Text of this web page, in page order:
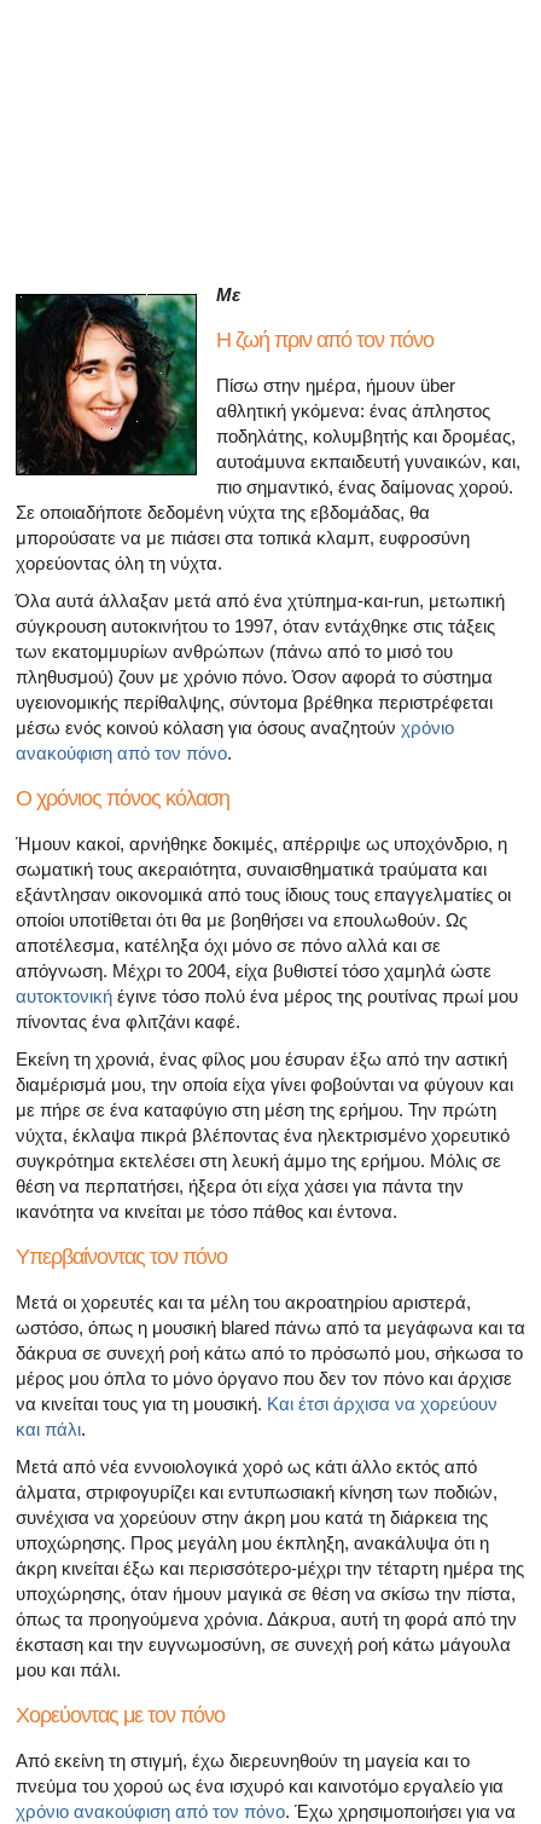
Με
Η ζωή πριν από τον πόνο
Πίσω στην ημέρα, ήμουν über
αθλητική γκόμενα: ένας άπληστος
ποδηλάτης, κολυμβητής και δρομέας,
αυτοάμυνα εκπαιδευτή γυναικών, και,
πιο σημαντικό, ένας δαίμονας χορού.
Σε οποιαδήποτε δεδομένη νύχτα της εβδομάδας, θα
μπορούσατε να με πιάσει στα τοπικά κλαμπ, ευφροσύνη
χορεύοντας όλη τη νύχτα.
Όλα αυτά άλλαξαν μετά από ένα χτύπημα-και-run, μετωπική
σύγκρουση αυτοκινήτου το 1997, όταν εντάχθηκε στις τάξεις
των εκατομμυρίων ανθρώπων (πάνω από το μισό του
πληθυσμού) ζουν με χρόνιο πόνο. Όσον αφορά το σύστημα
υγειονομικής περίθαλψης, σύντομα βρέθηκα περιστρέφεται
μέσω ενός κοινού κόλαση για όσους αναζητούν χρόνιο
ανακούφιση από τον πόνο.
Ο χρόνιος πόνος κόλαση
Ήμουν κακοί, αρνήθηκε δοκιμές, απέρριψε ως υποχόνδριο, η
σωματική τους ακεραιότητα, συναισθηματικά τραύματα και
εξάντλησαν οικονομικά από τους ίδιους τους επαγγελματίες οι
οποίοι υποτίθεται ότι θα με βοηθήσει να επουλωθούν. Ως
αποτέλεσμα, κατέληξα όχι μόνο σε πόνο αλλά και σε
απόγνωση. Μέχρι το 2004, είχα βυθιστεί τόσο χαμηλά ώστε
αυτοκτονική έγινε τόσο πολύ ένα μέρος της ρουτίνας πρωί μου
πίνοντας ένα φλιτζάνι καφέ.
Εκείνη τη χρονιά, ένας φίλος μου έσυραν έξω από την αστική
διαμέρισμά μου, την οποία είχα γίνει φοβούνται να φύγουν και
με πήρε σε ένα καταφύγιο στη μέση της ερήμου. Την πρώτη
νύχτα, έκλαψα πικρά βλέποντας ένα ηλεκτρισμένο χορευτικό
συγκρότημα εκτελέσει στη λευκή άμμο της ερήμου. Μόλις σε
θέση να περπατήσει, ήξερα ότι είχα χάσει για πάντα την
ικανότητα να κινείται με τόσο πάθος και έντονα.
Υπερβαίνοντας τον πόνο
Μετά οι χορευτές και τα μέλη του ακροατηρίου αριστερά,
ωστόσο, όπως η μουσική blared πάνω από τα μεγάφωνα και τα
δάκρυα σε συνεχή ροή κάτω από το πρόσωπό μου, σήκωσα το
μέρος μου όπλα το μόνο όργανο που δεν τον πόνο και άρχισε
να κινείται τους για τη μουσική. Και έτσι άρχισα να χορεύουν
και πάλι.
Μετά από νέα εννοιολογικά χορό ως κάτι άλλο εκτός από
άλματα, στριφογυρίζει και εντυπωσιακή κίνηση των ποδιών,
συνέχισα να χορεύουν στην άκρη μου κατά τη διάρκεια της
υποχώρησης. Προς μεγάλη μου έκπληξη, ανακάλυψα ότι η
άκρη κινείται έξω και περισσότερο-μέχρι την τέταρτη ημέρα της
υποχώρησης, όταν ήμουν μαγικά σε θέση να σκίσω την πίστα,
όπως τα προηγούμενα χρόνια. Δάκρυα, αυτή τη φορά από την
έκσταση και την ευγνωμοσύνη, σε συνεχή ροή κάτω μάγουλα
μου και πάλι.
Χορεύοντας με τον πόνο
Από εκείνη τη στιγμή, έχω διερευνηθούν τη μαγεία και το
πνεύμα του χορού ως ένα ισχυρό και καινοτόμο εργαλείο για
χρόνιο ανακούφιση από τον πόνο. Έχω χρησιμοποιήσει για να